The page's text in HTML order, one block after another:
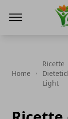
Home
Ricette
Light